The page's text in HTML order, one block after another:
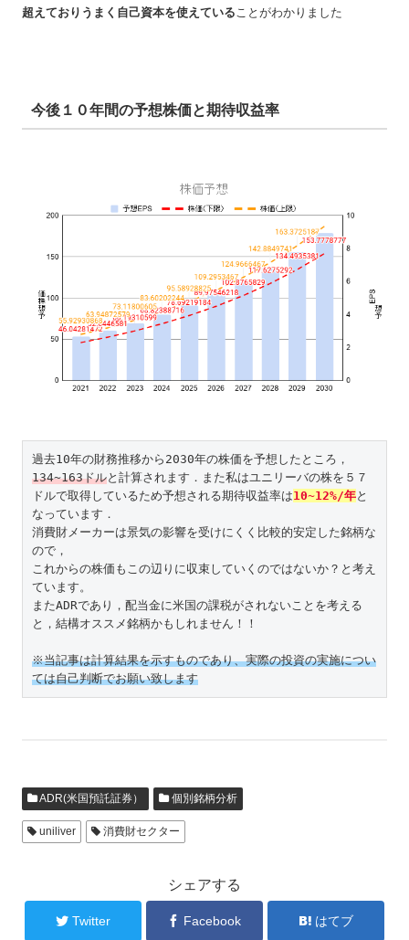
超えておりうまく自己資本を使えていることがわかりました
今後１０年間の予想株価と期待収益率
134~163ドルと計算されます．また私はユニリーバの株を５７
ドルで取得しているため予想される期待収益率は10~12%/年と
なっています．
消費財メーカーは景気の影響を受けにくく比較的安定した銘柄な
ので，
これからの株価もこの辺りに収束していくのではないか？と考え
ています。
またADRであり，配当金に米国の課税がされないことを考える
と，結構オススメ銘柄かもしれません！！
※当記事は計算結果を示すものであり、実際の投資の実施につい
ては自己判断でお願い致します
ADR(米国預託証券） 個別銘柄分析
uniliver 消費財セクター
シェアする
Twitter Facebook はてブ